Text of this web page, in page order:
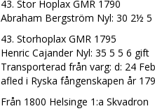
43. Stor Hoplax GMR 1790
Abraham Bergström Nyl: 30 2½
43. Storhoplax GMR 1795
Henric Cajander Nyl: 35 5 5 6 gift
Transporterad från varg: d: 24
afled i Ryska fångenskapen år
Från 1800 Helsinge 1:a Skvadron